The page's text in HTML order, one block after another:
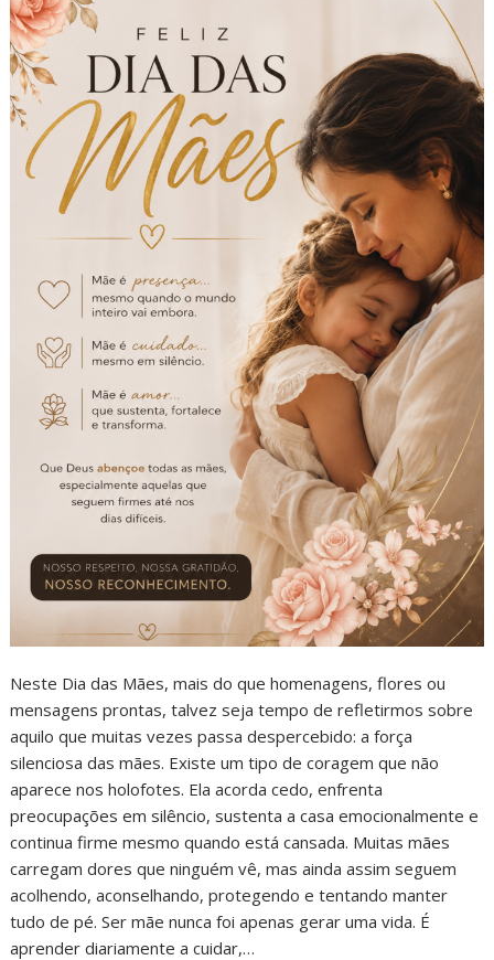
Neste Dia das Mães, mais do que homenagens, flores ou
mensagens prontas, talvez seja tempo de refletirmos sobre
aquilo que muitas vezes passa despercebido: a força
silenciosa das mães. Existe um tipo de coragem que não
aparece nos holofotes. Ela acorda cedo, enfrenta
preocupações em silêncio, sustenta a casa emocionalmente e
continua firme mesmo quando está cansada. Muitas mães
carregam dores que ninguém vê, mas ainda assim seguem
acolhendo, aconselhando, protegendo e tentando manter
tudo de pé. Ser mãe nunca foi apenas gerar uma vida. É
aprender diariamente a cuidar,…